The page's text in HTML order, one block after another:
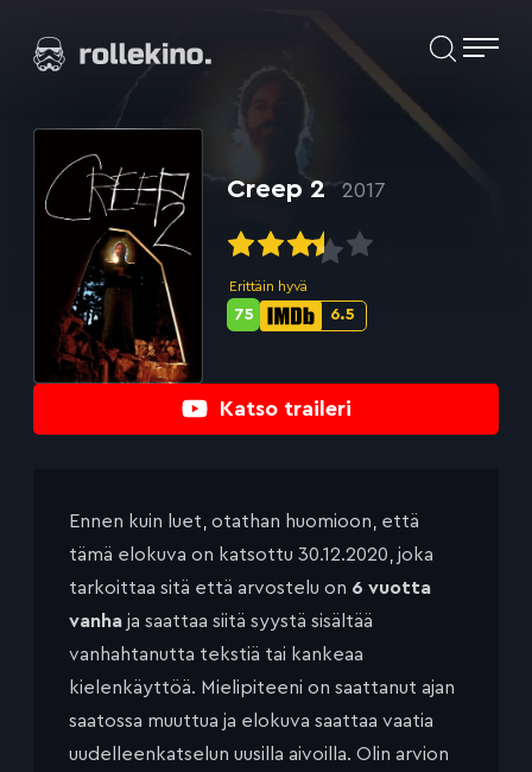
suoraan
Elokuvat ja elokuva-arviot | Rollekino.fi
jälkeen.
Katso traileri
Creep 2 2017
Erittäin hyvä
IMDb-
6.5
Metascore-
75
Ennen kuin luet, otathan huomioon, että
tämä elokuva on katsottu 30.12.2020, joka
tarkoittaa sitä että arvostelu on 6 vuotta
vanha ja saattaa siitä syystä sisältää
vanhahtanutta tekstiä tai kankeaa
kielenkäyttöä. Mielipiteeni on saattanut ajan
saatossa muuttua ja elokuva saattaa vaatia
uudelleenkatselun uusilla aivoilla. Olin arvion